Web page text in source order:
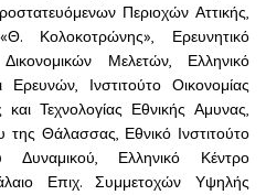
Περιοχών Αττικής,
Κολοκοτρώνης», Ερευνητικό
Δικονομικών Μελετών, Ελληνικό
Ινστιτούτο Οικονομίας
Τεχνολογίας Εθνικής Αμυνας,
της Θάλασσας, Εθνικό Ινστιτούτο
Δυναμικού, Ελληνικό Κέντρο
Επιχ. Συμμετοχών Υψηλής